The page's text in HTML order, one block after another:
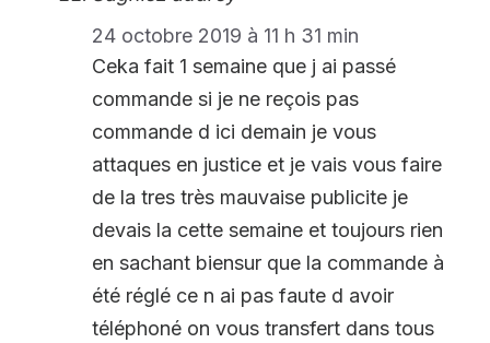
24 octobre 2019 à 11 h 31 min
Ceka fait 1 semaine que j ai passé
commande si je ne reçois pas
commande d ici demain je vous
attaques en justice et je vais vous faire
de la tres très mauvaise publicite je
devais la cette semaine et toujours rien
en sachant biensur que la commande à
été réglé ce n ai pas faute d avoir
téléphoné on vous transfert dans tous